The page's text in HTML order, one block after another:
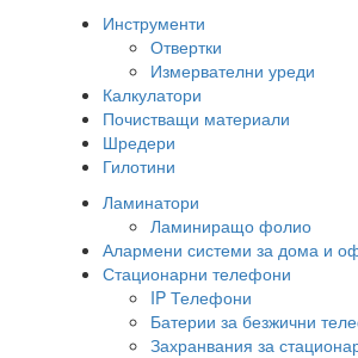
Инструменти
Отвертки
Измервателни уреди
Калкулатори
Почистващи материали
Шредери
Гилотини
Ламинатори
Ламиниращо фолио
Алармени системи за дома и
Стационарни телефони
IP Телефони
Батерии за безжични
Захранвания за